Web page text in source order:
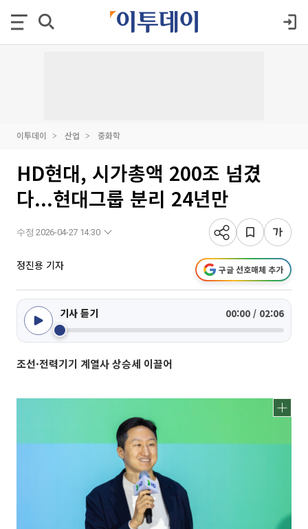
이투데이 산업 중화학
HD현대, 시가총액 200조 넘겼
다...현대그룹 분리 24년만
수정 2026-04-27 14:30
정진용 기자 구글 선호매체 추가
기사 듣기 00:00 / 02:06
조선·전력기기 계열사 상승세 이끌어